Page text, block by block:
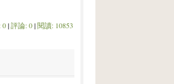
0|評論: 0|閱讀: 10853